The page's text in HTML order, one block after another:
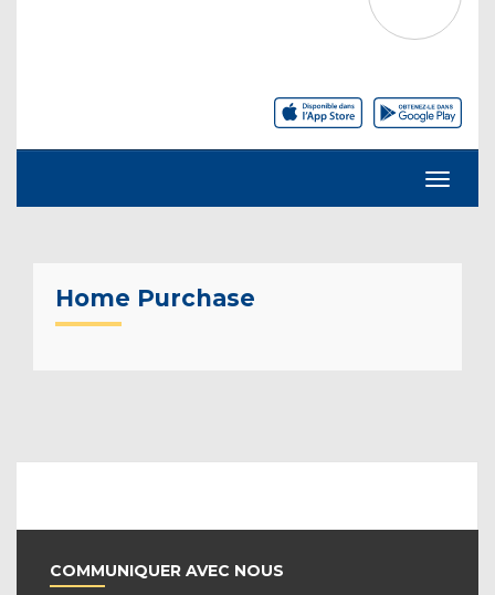
Home Purchase
COMMUNIQUER AVEC NOUS